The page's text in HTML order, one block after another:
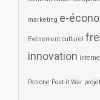
marketing e-
Evénement culturel
innovation
Petrone Post-it War